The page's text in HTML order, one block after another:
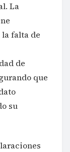
La
falta de
de
que
su